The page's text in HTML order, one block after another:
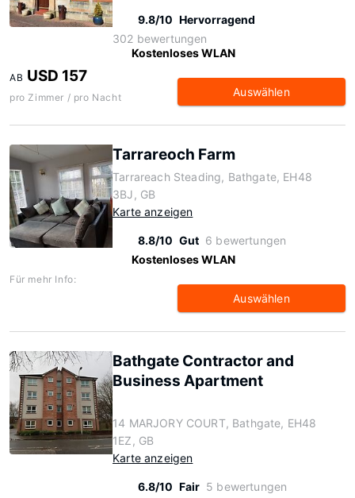
9.8/10 Hervorragend
302 bewertungen
Kostenloses WLAN
AB USD 157
pro Zimmer / pro Nacht Auswählen
Tarrareoch Farm
Tarrareach Steading, Bathgate, EH48
3BJ, GB
Karte anzeigen
8.8/10 Gut 6 bewertungen
Kostenloses WLAN
Für mehr Info:
Auswählen
Bathgate Contractor and
Business Apartment
14 MARJORY COURT, Bathgate, EH48
1EZ, GB
Karte anzeigen
6.8/10 Fair 5 bewertungen